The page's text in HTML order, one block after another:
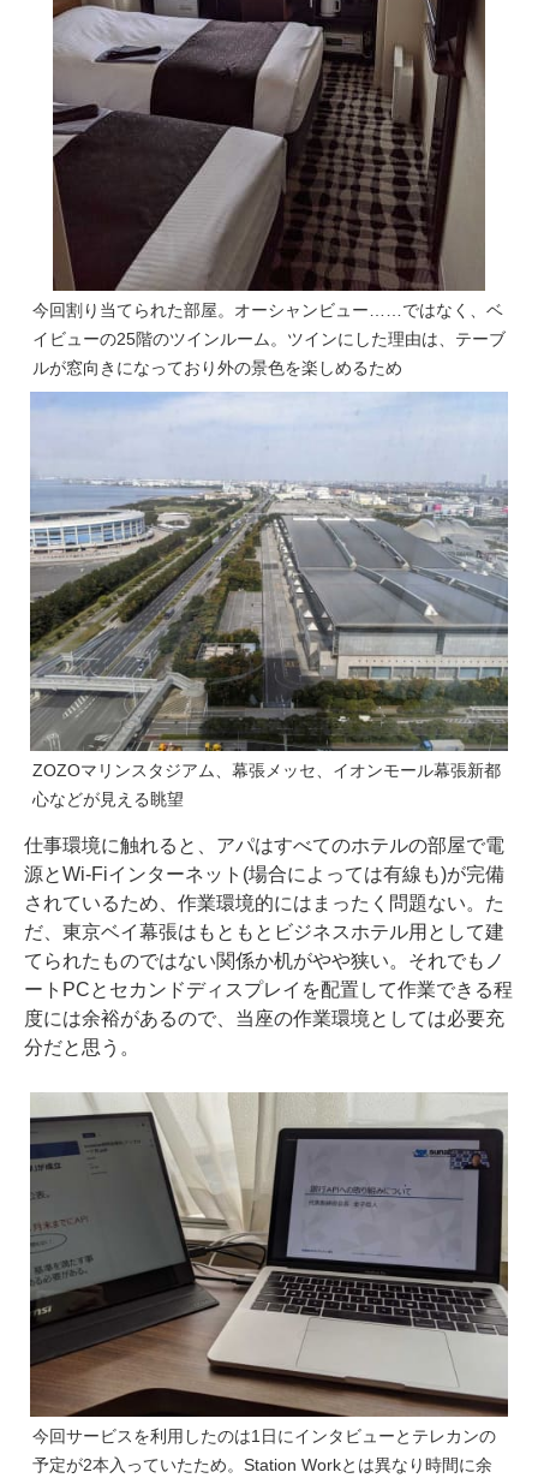
今回割り当てられた部屋。オーシャンビュー……ではなく、ベ
イビューの25階のツインルーム。ツインにした理由は、テーブ
ルが窓向きになっており外の景色を楽しめるため
ZOZOマリンスタジアム、幕張メッセ、イオンモール幕張新都
心などが見える眺望
仕事環境に触れると、アパはすべてのホテルの部屋で電
源とWi-Fiインターネット(場合によっては有線も)が完備
されているため、作業環境的にはまったく問題ない。た
だ、東京ベイ幕張はもともとビジネスホテル用として建
てられたものではない関係か机がやや狭い。それでもノ
ートPCとセカンドディスプレイを配置して作業できる程
度には余裕があるので、当座の作業環境としては必要充
分だと思う。
今回サービスを利用したのは1日にインタビューとテレカンの
予定が2本入っていたため。Station Workとは異なり時間に余